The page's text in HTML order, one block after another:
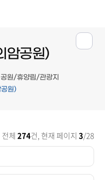
암공원)
공원/휴양림/관광지
원)
전체 274건, 현재 페이지 3/28